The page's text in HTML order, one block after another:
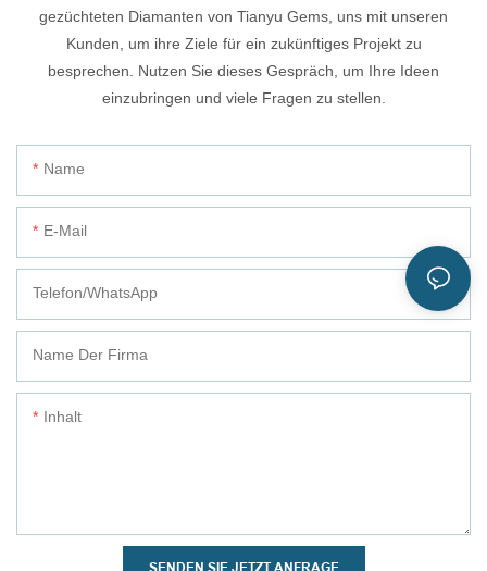
gezüchteten Diamanten von Tianyu Gems, uns mit unseren
Kunden, um ihre Ziele für ein zukünftiges Projekt zu
besprechen. Nutzen Sie dieses Gespräch, um Ihre Ideen
einzubringen und viele Fragen zu stellen.
Name
E-Mail
Telefon/WhatsApp
Name Der Firma
Inhalt